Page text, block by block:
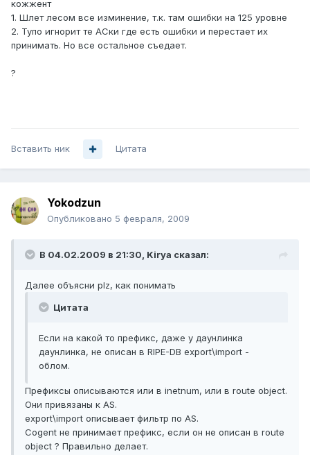
кожжент
1. Шлет лесом все изминение, т.к. там ошибки на 125 уровне
2. Тупо игнорит те АСки где есть ошибки и перестает их
принимать. Но все остальное съедает.
?
Вставить ник Цитата
Yokodzun
Опубликовано 5 февраля, 2009
В 04.02.2009 в 21:30, Kirya сказал:
Далее объясни plz, как понимать
Цитата
Если на какой то префикс, даже у даунлинка
даунлинка, не описан в RIPE-DB export\import -
облом.
Префиксы описываются или в inetnum, или в route object.
Они привязаны к AS.
export\import описывает фильтр по AS.
Cogent не принимает префикс, если он не описан в route
object ? Правильно делает.